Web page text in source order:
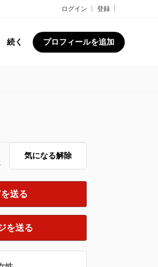
ログイン 登録
続く プロフィールを追加
気になる解除
送る
を送る